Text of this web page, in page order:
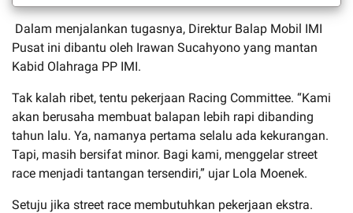
Dalam menjalankan tugasnya, Direktur Balap Mobil IMI
Pusat ini dibantu oleh Irawan Sucahyono yang mantan
Kabid Olahraga PP IMI.
Tak kalah ribet, tentu pekerjaan Racing Committee. “Kami
akan berusaha membuat balapan lebih rapi dibanding
tahun lalu. Ya, namanya pertama selalu ada kekurangan.
Tapi, masih bersifat minor. Bagi kami, menggelar street
race menjadi tantangan tersendiri,” ujar Lola Moenek.
Setuju jika street race membutuhkan pekerjaan ekstra.